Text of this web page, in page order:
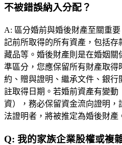
不被錯誤納入分配？
A: 區分婚前與婚後財產至關重
記前所取得的所有資產，包括
藏品等。婚後財產則是在婚姻
準區分，您應保留所有財產取
約、贈與證明、繼承文件、銀
註取得日期。若婚前資產有變動
資），務必保留資金流向證明
法證明者，將被推定為婚後財產
Q: 我的家族企業股權或複